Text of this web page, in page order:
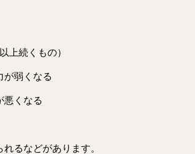
上続くもの）
が弱くなる
悪くなる
るなどがあります。